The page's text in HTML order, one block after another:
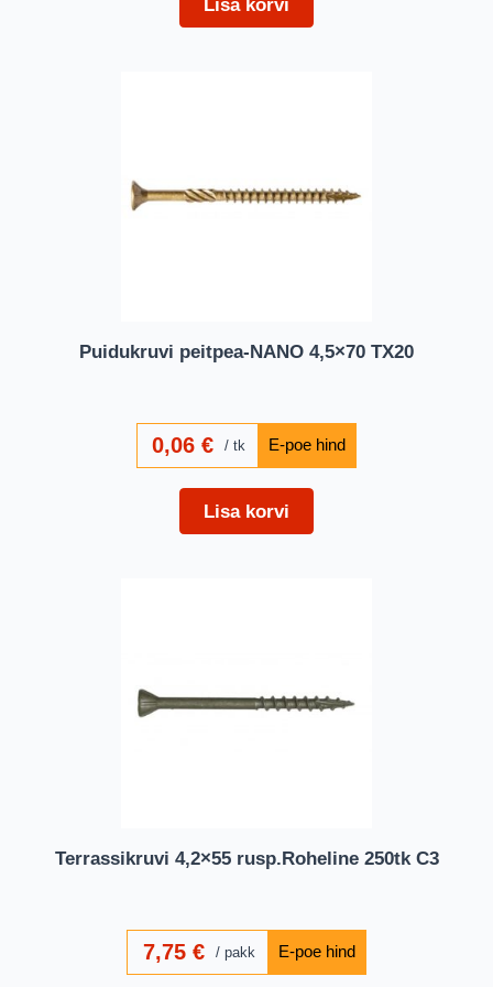
Lisa korvi
Puidukruvi peitpea-NANO 4,5×70 TX20
0,06€ tk
Lisa korvi
Terrassikruvi 4,2×55 rusp.Roheline 250tk C3
7,75 € pakk